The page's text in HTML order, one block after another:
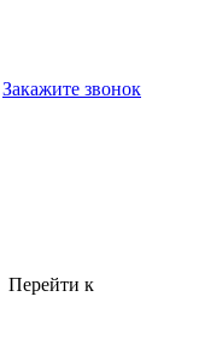
Закажите звонок
Перейти к